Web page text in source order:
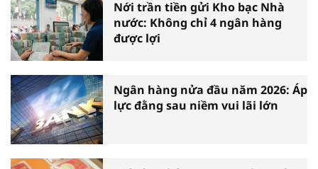
Nới trần tiền gửi Kho bạc Nhà
nước: Không chỉ 4 ngân hàng
được lợi
Ngân hàng nửa đầu năm 2026: Áp
lực đằng sau niềm vui lãi lớn